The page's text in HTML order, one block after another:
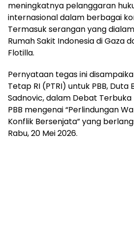
meningkatnya pelanggaran
internasional dalam berbagai
Termasuk serangan yang
Rumah Sakit Indonesia di Gaza
Flotilla.
Pernyataan tegas ini
Tetap RI (PTRI) untuk PBB, Duta
Sadnovic, dalam Debat
PBB mengenai “Perlindungan
Konflik Bersenjata” yang
Rabu, 20 Mei 2026.